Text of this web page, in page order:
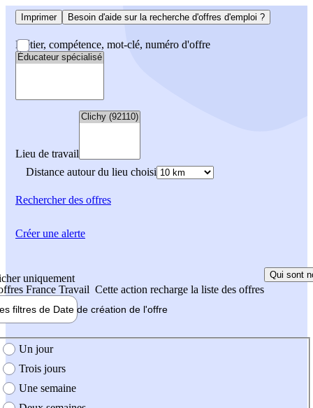
Imprimer Besoin d'aide sur la recherche d'offres d'emploi ?
Métier, compétence, mot-clé, numéro d'offre
Lieu de travail
Distance autour du lieu choisi
Rechercherdes offres
uniquement
France Travail Cette action recharge la liste des offres
Qui sont
filtres de Date de création de l'offre
création de l'offre
Un jour
Trois jours
Une semaine
Créer une alerte